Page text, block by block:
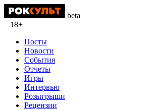
beta
18+
Посты
Новости
События
Отчеты
Игры
Интервью
Розыгрыши
Рецензии